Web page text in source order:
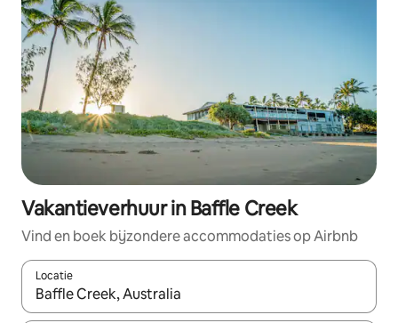
Vakantieverhuur in Baffle Creek
Vind en boek bijzondere accommodaties op Airbnb
Locatie
Wanneer er suggesties beschikbaar zijn, maak je een keuze